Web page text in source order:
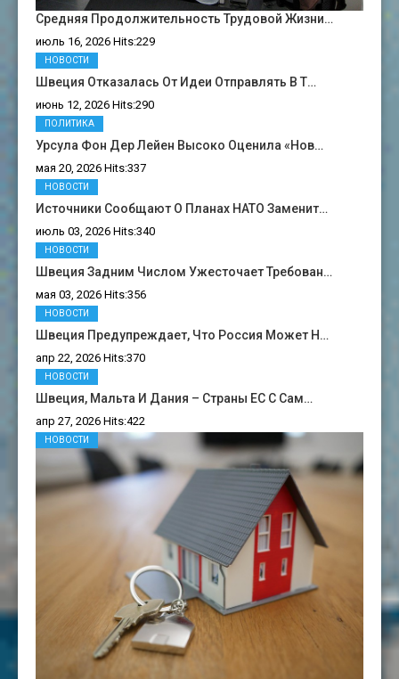
Средняя Продолжительность Трудовой Жизни…
июль 16, 2026 Hits:229
Швеция Отказалась От Идеи Отправлять В Т…
июнь 12, 2026 Hits:290
НОВОСТИ
Урсула Фон Дер Лейен Высоко Оценила «нов…
мая 20, 2026 Hits:337
ПОЛИТИКА
Источники Сообщают О Планах НАТО Заменит…
июль 03, 2026 Hits:340
НОВОСТИ
Швеция Задним Числом Ужесточает Требован…
мая 03, 2026 Hits:356
НОВОСТИ
Швеция Предупреждает, Что Россия Может Н…
апр 22, 2026 Hits:370
НОВОСТИ
Швеция, Мальта И Дания – Страны ЕС С Сам…
апр 27, 2026 Hits:422
НОВОСТИ
НОВОСТИ